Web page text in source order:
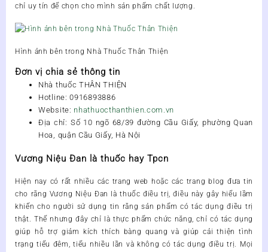
chỉ uy tín để chọn cho mình sản phẩm chất lượng.
Hình ảnh bên trong Nhà Thuốc Thân Thiện
Đơn vị chia sẻ thông tin
Nhà thuốc THÂN THIỆN
Hotline:0916893886
Website: nhathuocthanthien.com.vn
Địa chỉ: Số 10 ngõ 68/39 đường Cầu Giấy, phường Quan
Hoa, quận Cầu Giấy, Hà Nội
Vương Niệu Đan là thuốc hay Tpcn
Hiện nay có rất nhiều các trang web hoặc các trang blog đưa tin
cho rằng Vương Niệu Đan
là thuốc điều trị, điều này gây hiểu lầm
khiến cho người sử dụng tin rằng sản phẩm có tác dụng điều trị
thật. Thế nhưng đây chỉ là thực phẩm chức năng, chỉ có tác dụng
giúp hỗ trợ giảm kích thích bàng quang và giúp cải thiện tình
trạng tiểu đêm, tiểu nhiều lần và không có tác dụng điều trị. Mọi